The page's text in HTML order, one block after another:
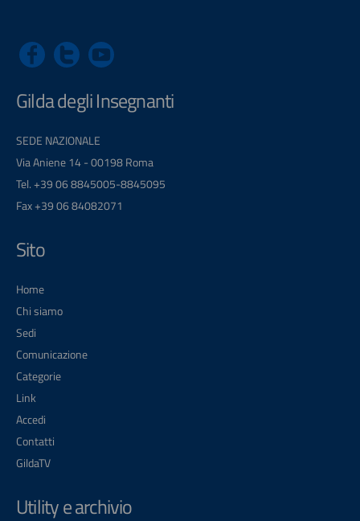
Gilda degli Insegnanti
SEDE NAZIONALE
Via Aniene 14 - 00198 Roma
Tel. +39 06 8845005-8845095
Fax +39 06 84082071
Sito
Home
Chi siamo
Sedi
Comunicazione
Categorie
Link
Accedi
Contatti
GildaTV
Utility e archivio